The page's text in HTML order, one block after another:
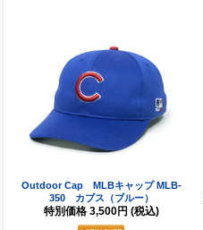
Outdoor Cap MLBキャップ MLB-
350 カブス（ブルー）
特別価格 3,500円 (税込)